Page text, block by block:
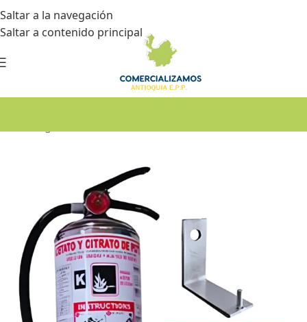
Saltar a la navegación
Saltar a contenido principal